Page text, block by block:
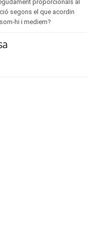
proporcionals al
segons el que acordin
hi i mediem?